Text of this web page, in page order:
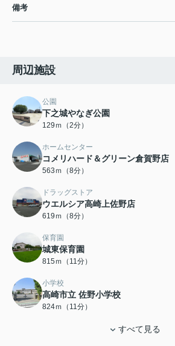
備考
周辺施設
公園
下之城やなぎ公園
129ｍ（2分）
ホームセンター
コメリハード＆グリーン倉賀野店
563ｍ（8分）
ドラッグストア
ウエルシア高崎上佐野店
619ｍ（8分）
保育園
城東保育園
815ｍ（11分）
小学校
高崎市立 佐野小学校
824ｍ（11分）
すべて見る